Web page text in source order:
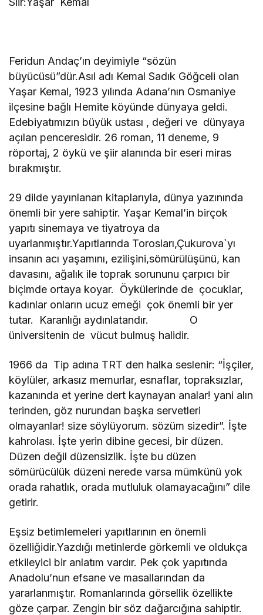
Feridun Andaç’ın deyimiyle “sözün
büyücüsü”dür.Asıl adı Kemal Sadık Göğceli olan
Yaşar Kemal, 1923 yılında Adana’nın Osmaniye
ilçesine bağlı Hemite köyünde dünyaya geldi.
Edebiyatımızın büyük ustası , değeri ve dünyaya
açılan penceresidir. 26 roman, 11 deneme, 9
röportaj, 2 öykü ve şiir alanında bir eseri miras
bırakmıştır.
29 dilde yayınlanan kitaplarıyla, dünya yazınında
önemli bir yere sahiptir. Yaşar Kemal’in birçok
yapıtı sinemaya ve tiyatroya da
uyarlanmıştır.Yapıtlarında Torosları,Çukurova`yı
insanın acı yaşamını, ezilişini,sömürülüşünü, kan
davasını, ağalık ile toprak sorununu çarpıcı bir
biçimde ortaya koyar. Öykülerinde de çocuklar,
kadınlar onların ucuz emeği çok önemli bir yer
tutar. Karanlığı aydınlatandır. O
üniversitenin de vücut bulmuş halidir.
1966 da Tip adına TRT den halka seslenir: “İşçiler,
köylüler, arkasız memurlar, esnaflar, topraksızlar,
kazanında et yerine dert kaynayan analar! yani alın
terinden, göz nurundan başka servetleri
olmayanlar! size söylüyorum. sözüm sizedir”. İşte
kahrolası. İşte yerin dibine gecesi, bir düzen.
Düzen değil düzensizlik. İşte bu düzen
sömürücülük düzeni nerede varsa mümkünü yok
orada rahatlık, orada mutluluk olamayacağını” dile
getirir.
Eşsiz betimlemeleri yapıtlarının en önemli
özelliğidir.Yazdığı metinlerde görkemli ve oldukça
etkileyici bir anlatım vardır. Pek çok yapıtında
Anadolu’nun efsane ve masallarından da
yararlanmıştır. Romanlarında görsellik özellikte
göze çarpar. Zengin bir söz dağarcığına sahiptir.